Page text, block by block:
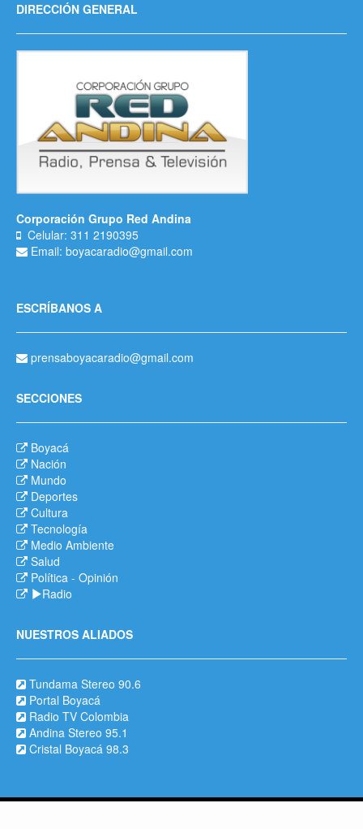
DIRECCIÓN GENERAL
Corporación Grupo Red Andina
Celular: 311 2190395
Email: boyacaradio@gmail.com
ESCRÍBANOS A
prensaboyacaradio@gmail.com
SECCIONES
Boyacá
Nación
Mundo
Deportes
Cultura
Tecnología
Medio Ambiente
Salud
Política - Opinión
Radio
NUESTROS ALIADOS
Tundama Stereo 90.6
Portal Boyacá
Radio TV Colombia
Andina Stereo 95.1
Cristal Boyacá 98.3